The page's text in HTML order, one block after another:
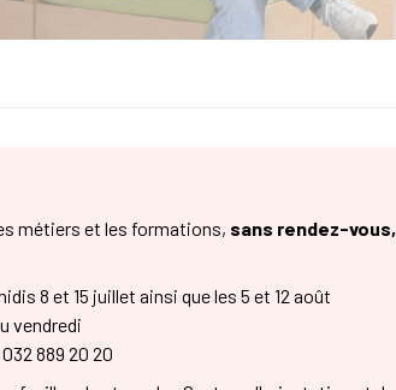
métiers et les formations, sans rendez-vous,
8 et 15 juillet ainsi que les 5 et 12 août
vendredi
889 20 20